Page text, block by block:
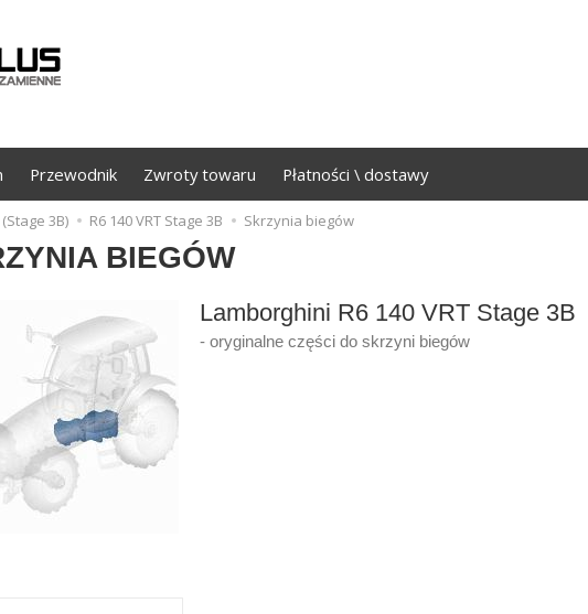
Przewodnik Zwroty towaru Płatności \ dostawy
(Stage 3B) R6 140 VRT Stage 3B Skrzynia biegów
BIEGÓW
Lamborghini R6 140 VRT Stage 3B
- oryginalne części do skrzyni biegów